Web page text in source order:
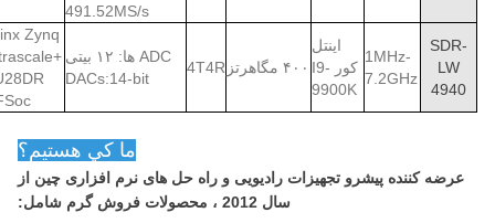
491.52MS/s
SDR-
LW
4940
1MHz-
7.2GHz
اینتل
کور I9-
9900K
۴۰۰ مگاهرتز 4T4R
ADC ها: ۱۲ بیتی
DACs:14-bit
Zynq
ما کي هستيم؟
عرضه کننده پیشرو تجهیزات رادیویی و راه حل های نرم افزاری چین از
سال 2012 ، محصولات فروش گرم شامل: